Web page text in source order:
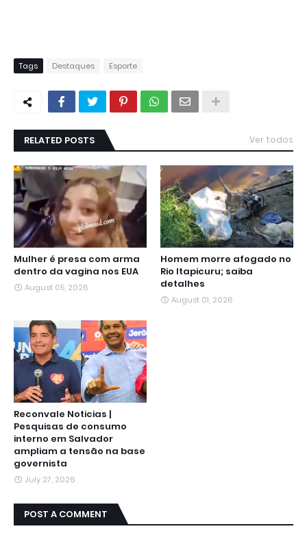
Tags Destaques Esporte
RELATED POSTS Ver todos
Mulher é presa com arma
dentro da vagina nos EUA
August 05, 2026
Homem morre afogado no
Rio Itapicuru; saiba
detalhes
August 01, 2026
Reconvale Noticias |
Pesquisas de consumo
interno em Salvador
ampliam a tensão na base
governista
July 27, 2026
POST A COMMENT